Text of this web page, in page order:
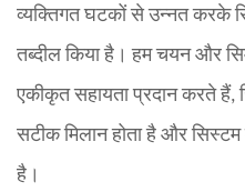
व्यक्तिगत घटकों से उन्नत करके
तब्दील किया है। हम चयन और
एकीकृत सहायता प्रदान करते
सटीक मिलान होता है और सिस्टम
है।